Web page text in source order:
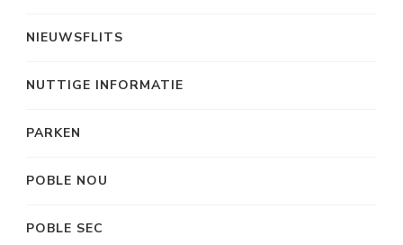
NIEUWSFLITS
NUTTIGE INFORMATIE
PARKEN
POBLE NOU
POBLE SEC